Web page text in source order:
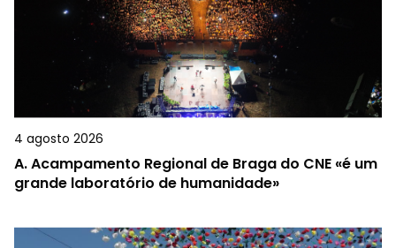
4 agosto 2026
A.Acampamento Regional de Braga do CNE «é um
grande laboratório de humanidade»